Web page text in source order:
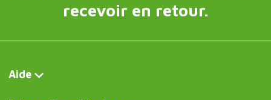
recevoir en retour.
Aide